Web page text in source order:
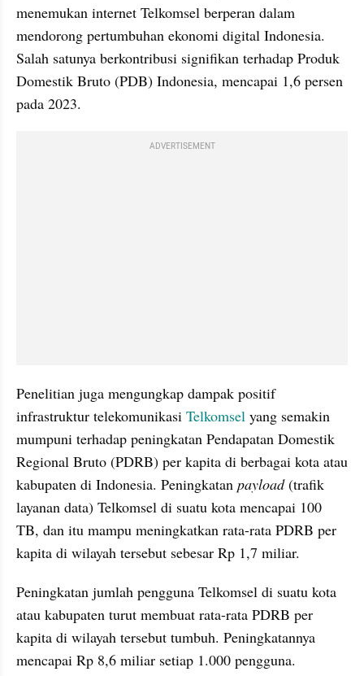
menemukan internet Telkomsel berperan dalam
mendorong pertumbuhan ekonomi digital Indonesia.
Salah satunya berkontribusi signifikan terhadap Produk
Domestik Bruto (PDB) Indonesia, mencapai 1,6 persen
pada 2023.
ADVERTISEMENT
Penelitian juga mengungkap dampak positif
infrastruktur telekomunikasi Telkomsel yang semakin
mumpuni terhadap peningkatan Pendapatan Domestik
Regional Bruto (PDRB) per kapita di berbagai kota atau
kabupaten di Indonesia. Peningkatan payload (trafik
layanan data) Telkomsel di suatu kota mencapai 100
TB, dan itu mampu meningkatkan rata-rata PDRB per
kapita di wilayah tersebut sebesar Rp 1,7 miliar.
Peningkatan jumlah pengguna Telkomsel di suatu kota
atau kabupaten turut membuat rata-rata PDRB per
kapita di wilayah tersebut tumbuh. Peningkatannya
mencapai Rp 8,6 miliar setiap 1.000 pengguna.